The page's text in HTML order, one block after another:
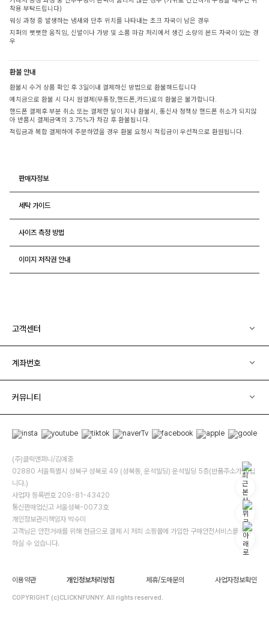
착용 부탁드립니다)
워싱 과정 중 발생하는 냄새와 단추 위치를 나타내는 초크 자국이 남은 경우
지퍼의 뻣뻣한 움직임, 신발이나 가방 및 소품 마감 처리에서 생긴 소량의 본드 자국이 있는 경
우
환불 안내
환불시 수거 상품 확인 후 3일이내 결제하신 방법으로 환불해드립니다
예치금으로 환불 시 다시 원결제(무통장,핸드폰,카드)로의 환불은 불가합니다.
핸드폰 결제후 부분 취소 또는 결제한 달이 지나 환불시, 통신사 정책상 핸드폰 취소가 되지않
아 반품시 결제금액의 3.75%가 차감 후 환불됩니다.
적립금과 복합 결제하여 주문하였을 경우 환불 요청시 적립금이 우선적으로 환원됩니다.
판매자정보
세탁 가이드
사이즈 측정 방법
이미지 저작권 안내
고객센터
계좌번호
커뮤니티
(주)클릭앤퍼니/김예중
02880 서울특별시 성북구 성북로 49 (성북동, 운석빌딩) 운석빌딩 5층(반품주소가 아닙
니다.)
사업자 등록번호 209-81-43420
통신판매업신고 서울성북-0073호
개인정보관리책임자 박수미
고객님은 안전거래를 위해 현금으로 결제 시 저희 소핑몰에 가입한 구매안전서비스를 이용
하실 수 있습니다.
이용약관 개인정보처리방침 제휴/도매문의 사업자정보확인
COPYRIGHT (c)CLICKNFUNNY. All rights reserved.